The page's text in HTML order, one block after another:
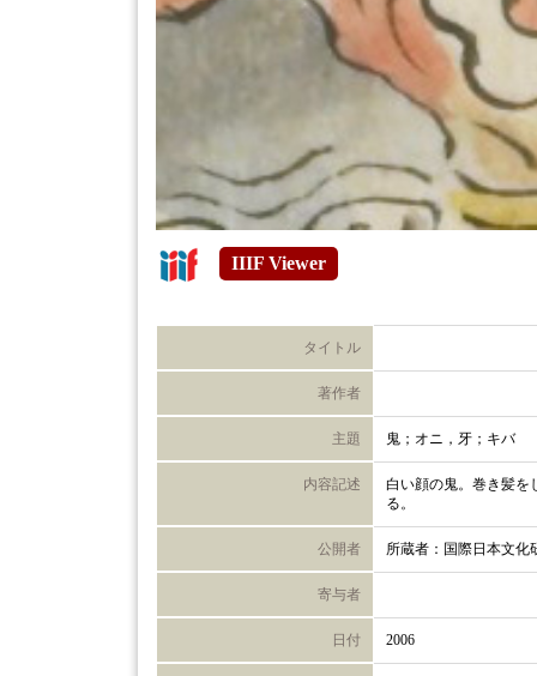
IIIF Viewer
タイトル
著作者
主題 鬼；オニ，牙；キバ
内容記述
白い顔の鬼。巻き髪を
る。
公開者 所蔵者：国際日本文化
寄与者
日付 2006